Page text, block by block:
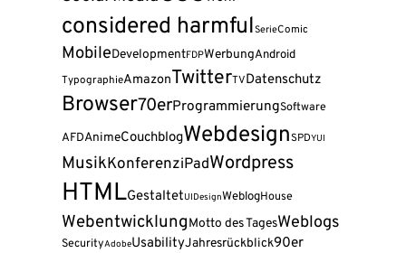
considered harmfulSerieComic
MobileDevelopmentFDPWerbungAndroid
TypographieAmazonTwitterTVDatenschutz
Browser70erProgrammierungSoftware
AFDAnimeCouchblogWebdesignSPDYUI
MusikKonferenziPadWordpress
HTMLGestaltetUIDesignWeblogHouse
WebentwicklungMotto des TagesWeblogs
SecurityAdobeUsabilityJahresrückblick90er